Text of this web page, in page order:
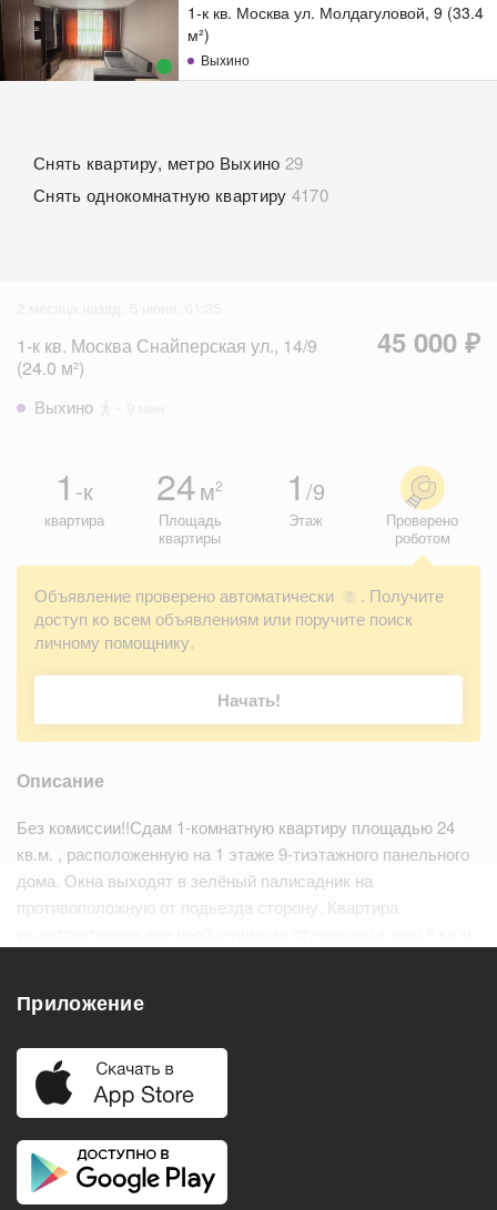
1-к кв. Москва ул. Молдагуловой, 9 (33.4
м²)
Выхино
Снять квартиру, метро Выхино 29
Снять однокомнатную квартиру 4170
1-к кв. Москва Снайперская ул., 14/9
(24.0 м²)
45 000 ₽
Выхино
1 -к
квартира
24м2
Площадь
квартиры
1 /9
Этаж
Проверено
роботом
Объявление проверено автоматически ?
. Получите
доступ ко всем объявлениям или поручите поиск
личному помощнику.
Начать!
Описание
Без комиссии!!Сдам 1-комнатную квартиру площадью 24
кв.м. , расположенную на 1 этаже 9-тиэтажного панельного
дома. Окна выходят в зелёный палисадник на
противоположную от подьезда сторону. Квартира
Удобства
Балкон
Телевизор
Приложение